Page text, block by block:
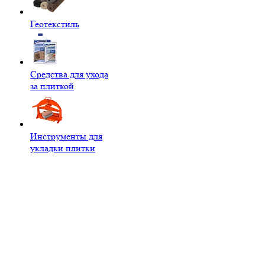
Геотекстиль
Средства для ухода
за плиткой
Инструменты для
укладки плитки